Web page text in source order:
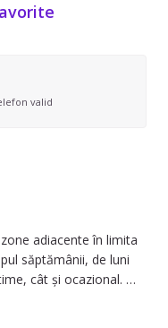
valid
săptămânii, de luni
cât și ocazional.